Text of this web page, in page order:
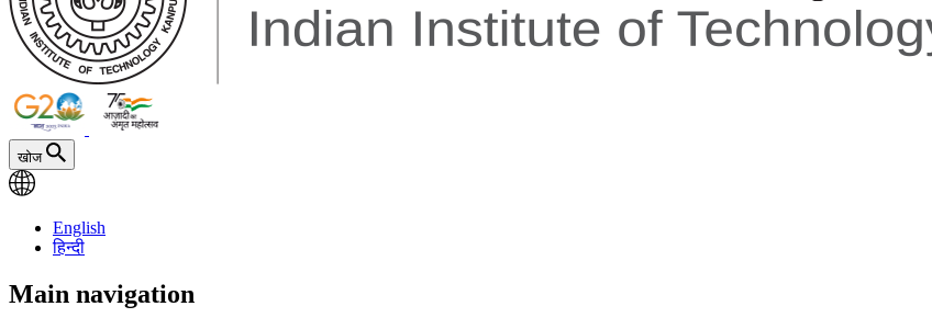
खोज
English
हिन्दी
Main navigation